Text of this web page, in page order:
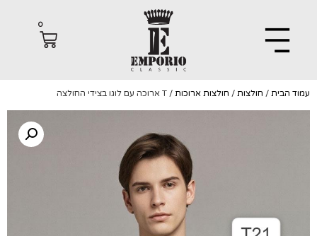
הבית/חולצות /חולצות ארוכות/ T ארוכה עם לוגו בצידי החולצה